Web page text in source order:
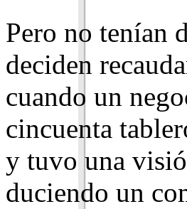
Pero no tenían
deciden
cuando un
cincuenta
y tuvo una
duciendo un